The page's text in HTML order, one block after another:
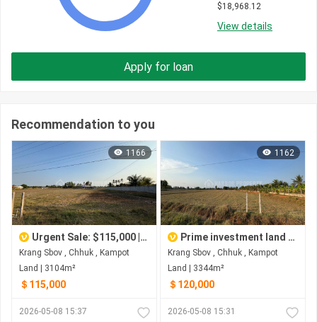
$18,968.12
View details
Apply for loan
Recommendation to you
1166
Urgent Sale: $115,000 | Prime Land in Chhouk, Kampot
Krang Sbov , Chhuk , Kampot
Land | 3104m²
＄115,000
2026-05-08 15:37
1162
Prime investment land for sale in Chhouk District, Kampot
Krang Sbov , Chhuk , Kampot
Land | 3344m²
＄120,000
2026-05-08 15:31